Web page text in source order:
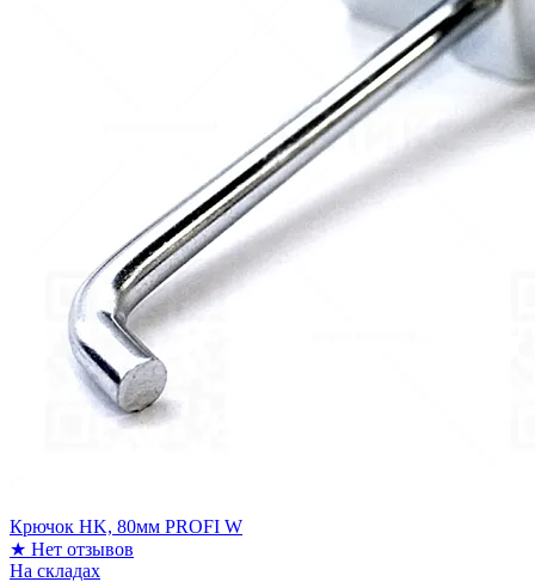
Крючок HK, 80мм PROFI W
★ Нет отзывов
На складах